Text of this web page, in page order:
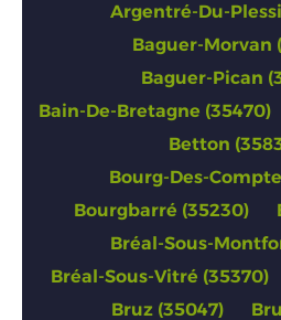
Argentré-Du-
Baguer-Morvan
Baguer-Pican
Bain-De-Bretagne (35470)
Betton
Bourg-Des-
Bourgbarré (35230)
Bréal-Sous-
Bréal-Sous-Vitré (35370)
Bruz (35047)